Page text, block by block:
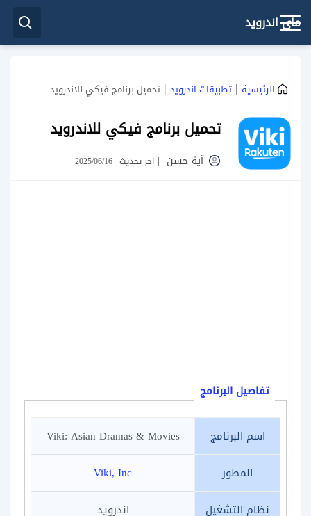
ماي اندرويد
الرئيسية | تطبيقات اندرويد | تحميل برنامج فيكي للاندرويد
تحميل برنامج فيكي للاندرويد
آية حسن | اخر تحديث 2025/06/16
تفاصيل البرنامج
اسم البرنامج
Viki: Asian Dramas & Movies
المطور
Viki, Inc
نظام التشغيل
اندرويد